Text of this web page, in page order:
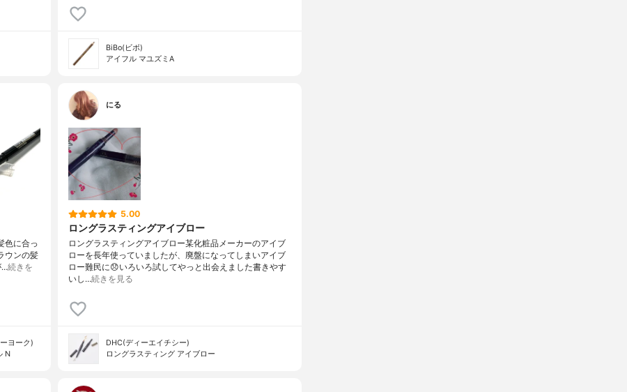
BiBo(ビボ)
アイフル マユズミA
色に合っ
ウンの髪
…続きを
ヨーク)
N
にる
5.00
ロングラスティングアイブロー
ロングラスティングアイブロー某化粧品メーカーのアイブ
ローを長年使っていましたが、廃盤になってしまいアイブ
ロー難民に😞いろいろ試してやっと出会えました書きやす
いし…続きを見る
DHC(ディーエイチシー)
ロングラスティング アイブロー